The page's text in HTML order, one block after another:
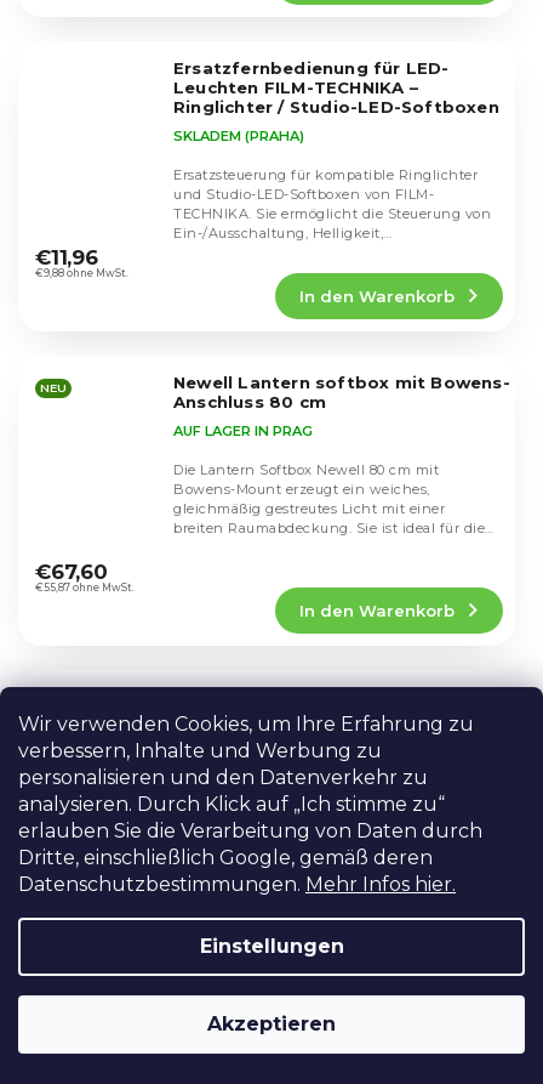
Wir verwenden Cookies, um Ihre Erfahrung zu
verbessern, Inhalte und Werbung zu
personalisieren und den Datenverkehr zu
analysieren. Durch Klick auf „Ich stimme zu“
erlauben Sie die Verarbeitung von Daten durch
Dritte, einschließlich Google, gemäß deren
Datenschutzbestimmungen. Mehr Infos hier.
Einstellungen
Akzeptieren
Ersatzfernbedienung für LED-
Leuchten FILM-TECHNIKA –
Ringlichter / Studio-LED-Softboxen
durchschnittliche
Produktbewertung
Sternen.
SKLADEM (PRAHA)
€9,88 ohne MwSt.
€11,96
In den Warenkorb
Ersatzsteuerung für kompatible Ringlichter
und Studio-LED-Softboxen von FILM-
TECHNIKA. Sie ermöglicht die Steuerung von
Ein-/Ausschaltung, Helligkeit,
NEU
Newell Lantern softbox mit Bowens-
Anschluss 80 cm
durchschnittliche
Produktbewertung
5
AUF LAGER IN PRAG
€55,87 ohne MwSt.
€67,60
In den Warenkorb
Die Lantern Softbox Newell 80 cm mit
Bowens-Mount erzeugt ein weiches,
gleichmäßig gestreutes Licht mit einer
breiten Raumabdeckung. Sie ist ideal für die
Redhead RGB softbox
Die
durchschnittliche
ist
von
5
Derzeit nicht verfügbar
–6 % €119,96
€111,60 Detail
Redhead RGB Laterne ist eine LED-Lampe mit
runder Porzellankugel Softbox, Softball-Typ
mit 120W Leistung. Die Leuchte verfügt über
eine Fernbedienung, 6 Farben und 30 W...
Laternen-Softbox 120cm für
Leuchten der Evoke-Serie
Auf Anfrage